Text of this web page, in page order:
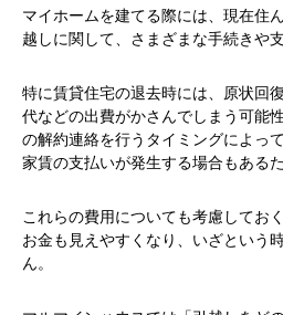
マイホームを建てる際には、現在住
越しに関して、さまざまな手続きや
特に賃貸住宅の退去時には、原状回
代などの出費がかさんでしまう可能
の解約連絡を行うタイミングによっ
家賃の支払いが発生する場合もある
これらの費用についても考慮してお
お金も見えやすくなり、いざという
ん。